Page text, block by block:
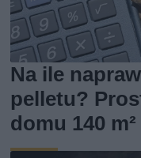
Na ile
pelletu?
domu 140 m²